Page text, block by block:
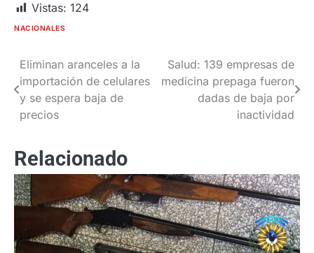
Vistas: 124
NACIONALES
Navegación
de
entradas
Eliminan aranceles a la
importación de celulares
y se espera baja de
precios
Salud: 139 empresas de
medicina prepaga fueron
dadas de baja por
inactividad
Relacionado